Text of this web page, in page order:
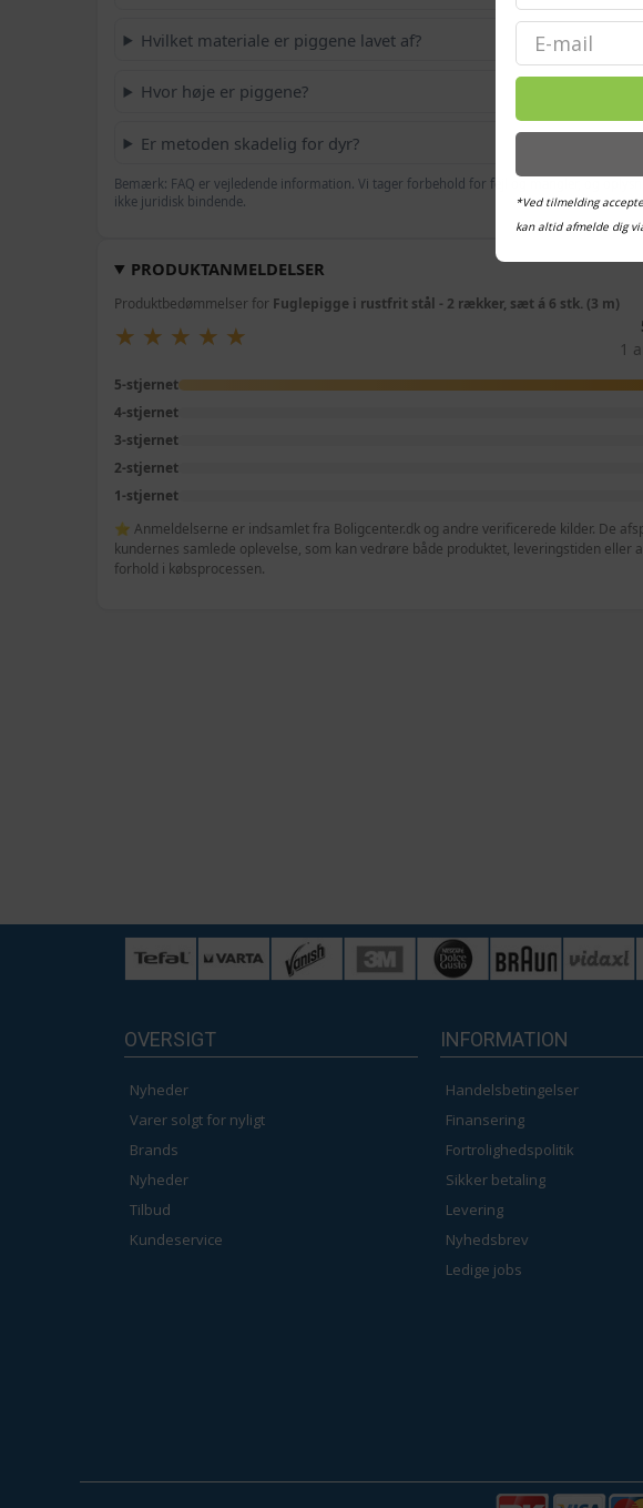
Hvilket materiale er piggene lavet af?
Hvor høje er piggene?
Er metoden skadelig for dyr?
Bemærk: FAQ er vejledende information. Vi tager forbehold for fejl og mangler, og
ikke juridisk bindende.
PRODUKTANMELDELSER
Produktbedømmelser for Fuglepigge i rustfrit stål - 2 rækker, sæt á 6 stk. (3 m)
★
★ ★
★ ★
★ ★
★ ★
★
1
5-stjernet
4-stjernet
3-stjernet
2-stjernet
1-stjernet
⭐ Anmeldelserne er indsamlet fra Boligcenter.dk og andre verificerede kilder. De
kundernes samlede oplevelse, som kan vedrøre både produktet, leveringstiden eller
forhold i købsprocessen.
OVERSIGT
Nyheder
Varer solgt for nyligt
Brands
Nyheder
Tilbud
Kundeservice
INFORMATION
Handelsbetingelser
Finansering
Fortrolighedspolitik
Sikker betaling
Levering
Nyhedsbrev
Ledige jobs
Email
*Ved tilmelding
kan altid afmelde dig